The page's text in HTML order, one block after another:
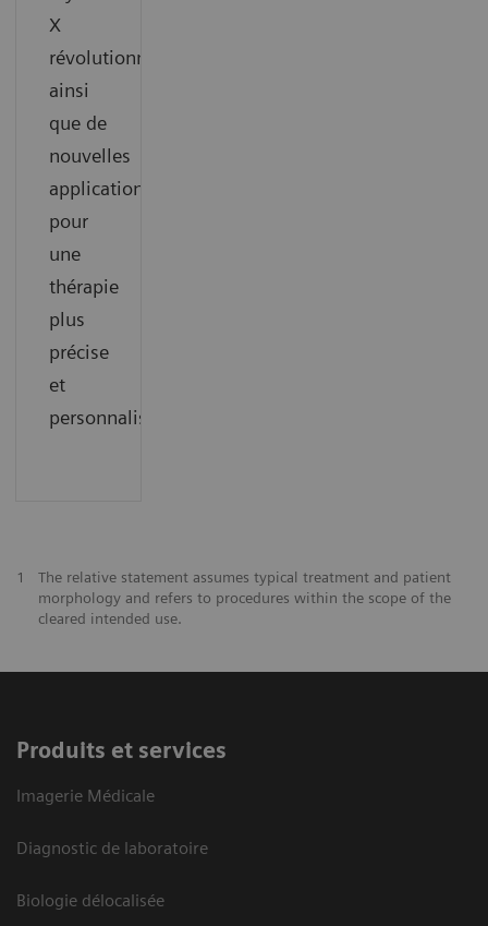
X
révolutionnaire
ainsi
que de
nouvelles
applications
pour
une
thérapie
plus
précise
et
personnalisée.
1
The relative statement assumes typical treatment and patient
morphology and refers to procedures within the scope of the
cleared intended use.
Produits et services
Imagerie Médicale
Diagnostic de laboratoire
Biologie délocalisée